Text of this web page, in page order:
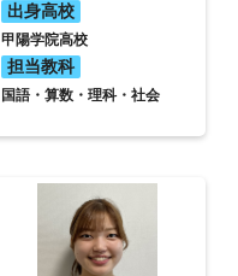
出身高校
甲陽学院高校
担当教科
国語・算数・理科・社会